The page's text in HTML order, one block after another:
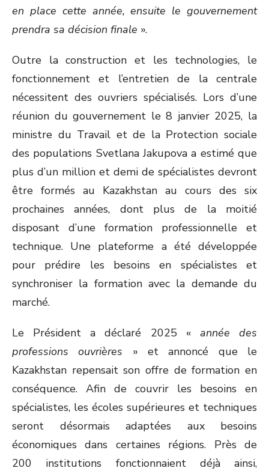
en place cette année, ensuite le gouvernement
prendra sa décision finale ».
Outre la construction et les technologies, le
fonctionnement et l’entretien de la centrale
nécessitent des ouvriers spécialisés. Lors d’une
réunion du gouvernement le 8 janvier 2025, la
ministre du Travail et de la Protection sociale
des populations Svetlana Jakupova a estimé que
plus d’un million et demi de spécialistes devront
être formés au Kazakhstan au cours des six
prochaines années, dont plus de la moitié
disposant d’une formation professionnelle et
technique. Une plateforme a été développée
pour prédire les besoins en spécialistes et
synchroniser la formation avec la demande du
marché.
Le Président a déclaré 2025 « année des
professions ouvrières » et annoncé que le
Kazakhstan repensait son offre de formation en
conséquence. Afin de couvrir les besoins en
spécialistes, les écoles supérieures et techniques
seront désormais adaptées aux besoins
économiques dans certaines régions. Près de
200 institutions fonctionnaient déjà ainsi,